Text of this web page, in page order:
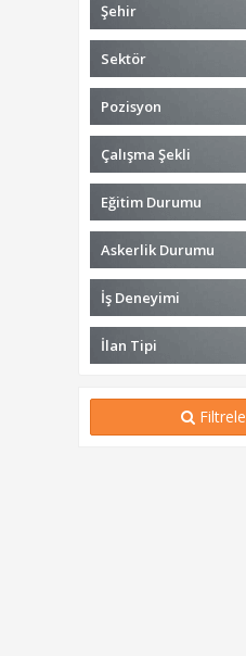
Şehir
Sektör
Pozisyon
Çalışma Şekli
Eğitim Durumu
Askerlik Durumu
İş Deneyimi
İlan Tipi
Filtrele